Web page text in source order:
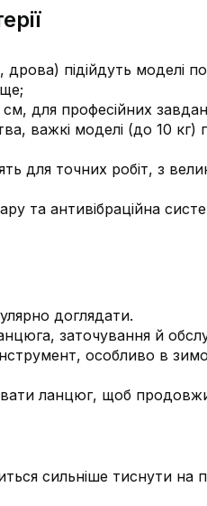
підійдуть моделі
для професійних
важкі моделі (до 10 кг)
для точних робіт, з
та антивібраційна
доглядати.
заточування й
особливо в
ланцюг, щоб
сильніше тиснути на